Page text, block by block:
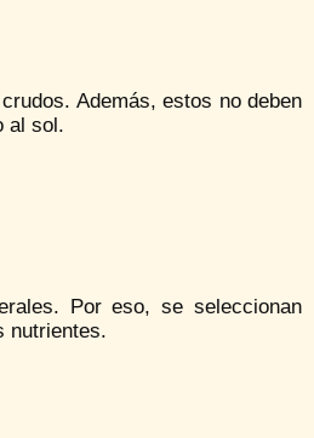
Además, estos no deben
al sol.
Por eso, se seleccionan
nutrientes.